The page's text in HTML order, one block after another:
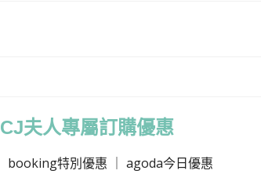
CJ夫人專屬訂購優惠
booking特別優惠
agoda今日優惠